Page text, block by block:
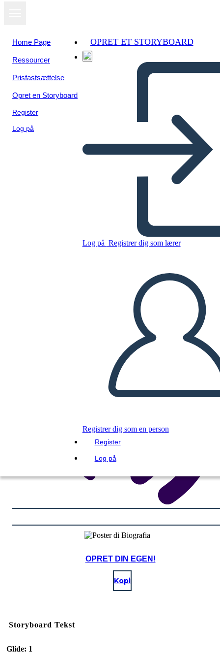
Home Page
Ressourcer
Prisfastsættelse
Opret en Storyboard
Register
Log på
OPRET ET STORYBOARD
Log på Registrer dig som lærer
Registrer dig som en person
Register
Log på
AFSPIL DIASSHOW
LÆS FOR MIG
OPRET DIN EGEN!
Kopi
Storyboard Tekst
Glide: 1